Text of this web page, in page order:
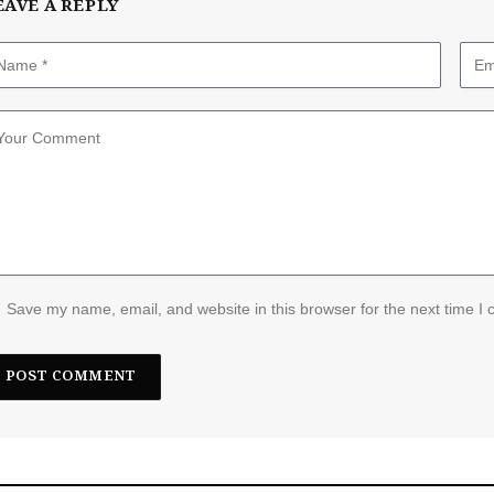
A REPLY
Save my name, email, and website in this browser for the next time I